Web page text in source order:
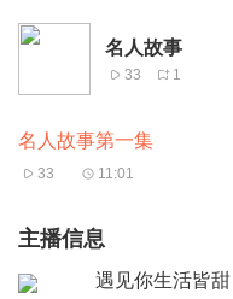
名人故事
33 1
名人故事第一集
33 11:01
主播信息
遇见你生活皆甜